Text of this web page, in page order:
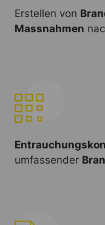
Erstellen von
Massnahmen
umfassender